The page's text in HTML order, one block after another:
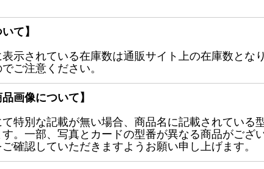
て】
示されている在庫数は通販サイト上の在庫数とな
ご注意ください。
画像について】
特別な記載が無い場合、商品名に記載されている
。一部、写真とカードの型番が異なる商品がござ
確認していただきますようお願い申し上げます。